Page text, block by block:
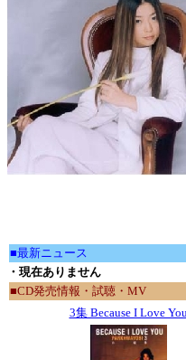
■最新ニュース
・現在ありません
■CD発売情報・試聴・MV
3集 Because I Love